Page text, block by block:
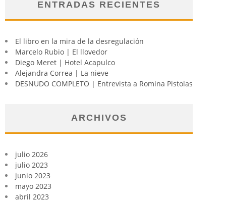
ENTRADAS RECIENTES
El libro en la mira de la desregulación
Marcelo Rubio | El llovedor
Diego Meret | Hotel Acapulco
Alejandra Correa | La nieve
DESNUDO COMPLETO | Entrevista a Romina Pistolas
ARCHIVOS
julio 2026
julio 2023
junio 2023
mayo 2023
abril 2023